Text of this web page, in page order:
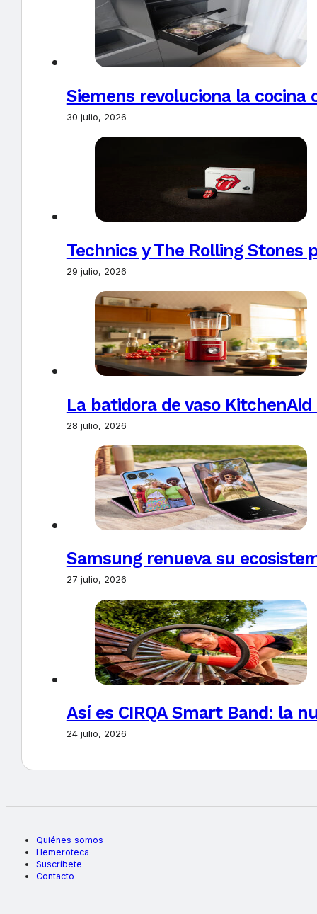
Siemens revoluciona la
30 julio, 2026
Technics y The Rolling Stones
29 julio, 2026
La batidora de vaso
28 julio, 2026
Samsung renueva su
27 julio, 2026
Así es CIRQA Smart Band: la
24 julio, 2026
Quiénes somos
Hemeroteca
Suscríbete
Contacto